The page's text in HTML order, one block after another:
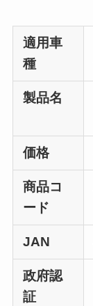
適用車
種
製品名
価格
商品コ
ード
JAN
政府認
証